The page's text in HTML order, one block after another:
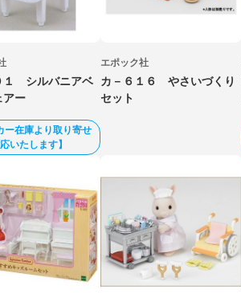
１ シルバニアベ
アー
ー在庫より取り寄せ
いたします】
エポック社
カ－６１６ やさいづくり
セット